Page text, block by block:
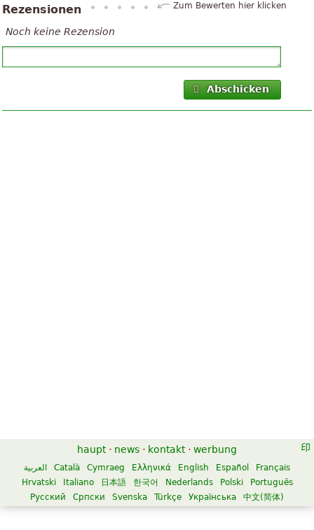
Rezensionen Zum Bewerten hier klicken
Noch keine Rezension
Abschicken
haupt · news · kontakt · werbung
العربية Català Cymraeg Ελληνικά English Español
Français
Hrvatski
Italiano 日本語 한국어 Nederlands Polski
Português
Русский
Српски Svenska Türkçe Українська 中文(简体)